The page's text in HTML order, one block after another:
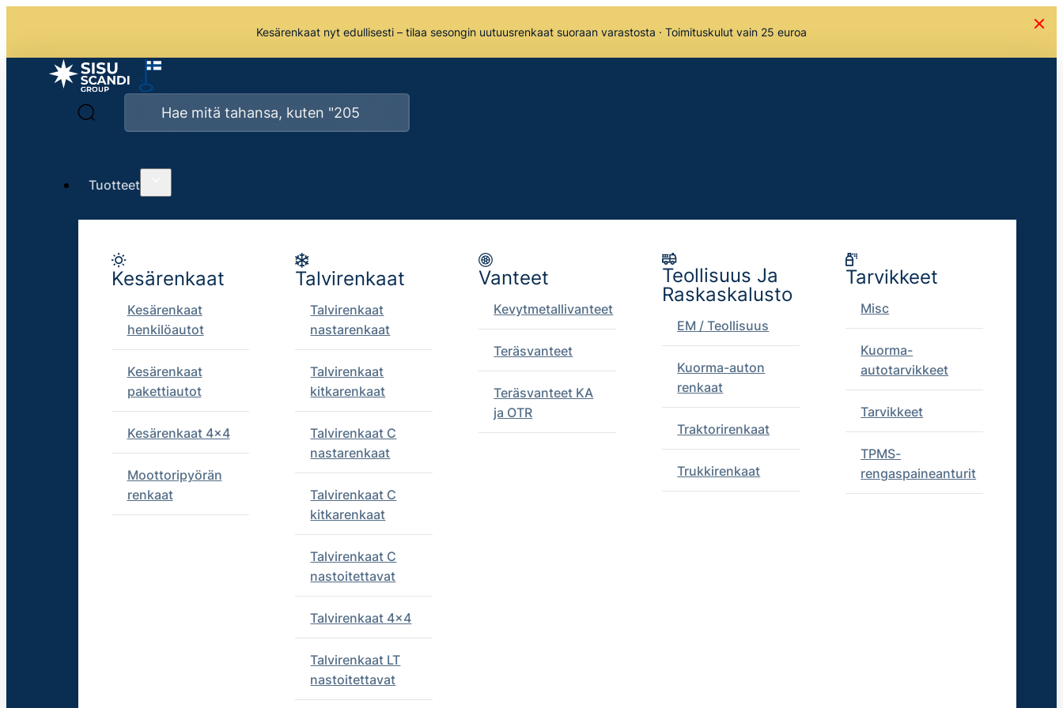
Kesärenkaat nyt edullisesti – tilaa sesongin uutuusrenkaat suoraan varastosta · Toimituskulut vain 25 euroa
Tuotteet
Kesärenkaat
Kesärenkaat
henkilöautot
Kesärenkaat
pakettiautot
Kesärenkaat 4x4
Moottoripyörän
renkaat
Talvirenkaat
Talvirenkaat
nastarenkaat
Talvirenkaat
kitkarenkaat
Talvirenkaat C
nastarenkaat
Talvirenkaat C
kitkarenkaat
Talvirenkaat C
nastoitettavat
Talvirenkaat 4x4
Talvirenkaat LT
nastoitettavat
Vanteet
Kevytmetallivanteet
Teräsvanteet
Teräsvanteet KA
ja OTR
Teollisuus Ja
Raskaskalusto
EM / Teollisuus
Kuorma-auton
renkaat
Traktorirenkaat
Trukkirenkaat
Tarvikkeet
Misc
Kuorma-
autotarvikkeet
Tarvikkeet
TPMS-
rengaspaineanturit